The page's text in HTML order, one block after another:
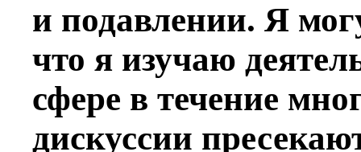
и подавлении. Я
что я изучаю
сфере в течение
дискуссии